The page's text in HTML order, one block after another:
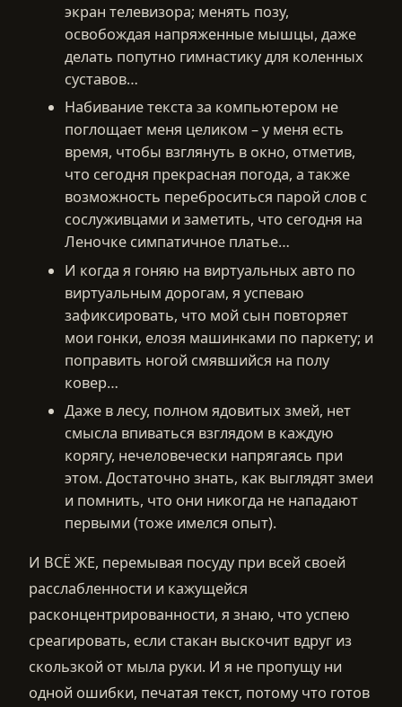
экран телевизора; менять позу,
освобождая напряженные мышцы, даже
делать попутно гимнастику для коленных
суставов…
Набивание текста за компьютером не
поглощает меня целиком – у меня есть
время, чтобы взглянуть в окно, отметив,
что сегодня прекрасная погода, а также
возможность переброситься парой слов с
сослуживцами и заметить, что сегодня на
Леночке симпатичное платье…
И когда я гоняю на виртуальных авто по
виртуальным дорогам, я успеваю
зафиксировать, что мой сын повторяет
мои гонки, елозя машинками по паркету; и
поправить ногой смявшийся на полу
ковер…
Даже в лесу, полном ядовитых змей, нет
смысла впиваться взглядом в каждую
корягу, нечеловечески напрягаясь при
этом. Достаточно знать, как выглядят змеи
и помнить, что они никогда не нападают
первыми (тоже имелся опыт).
И ВСЁ ЖЕ, перемывая посуду при всей своей
расслабленности и кажущейся
расконцентрированности, я знаю, что успею
среагировать, если стакан выскочит вдруг из
скользкой от мыла руки. И я не пропущу ни
одной ошибки, печатая текст, потому что готов